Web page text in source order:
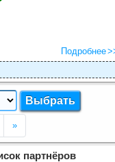
Подробнее
»
партнёров